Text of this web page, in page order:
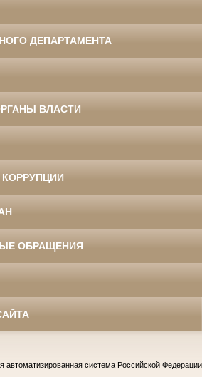
ДЕПАРТАМЕНТА
ВЛАСТИ
ОБРАЩЕНИЯ
автоматизированная система Российской